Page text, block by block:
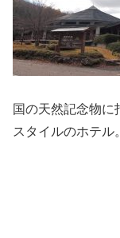
国の天然記念物に
スタイルのホテル。